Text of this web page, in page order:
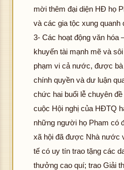
mời thêm đại diện HĐ họ
và các gia tộc xung quanh
3- Các hoạt động văn hóa
khuyến tài mạnh mẽ và
phạm vi cả nước, được
chính quyền và dư luận
chức hai buổi lễ chuyên
cuộc Hội nghị của HĐTQ
những người họ Pham có
xã hội đã được Nhà nước
tế có uy tín trao tặng các
thưởng cao quí; trao Giải